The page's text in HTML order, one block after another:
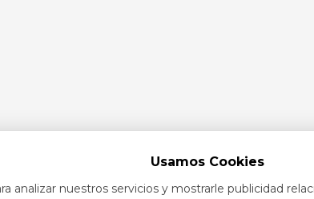
Usamos Cookies
analizar nuestros servicios y mostrarle publicidad